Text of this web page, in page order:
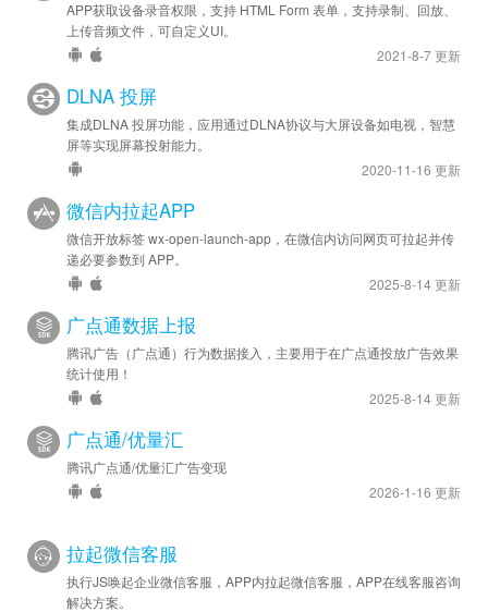
APP获取设备录音权限，支持 HTML Form 表单，支持录制、回放、
上传音频文件，可自定义UI。
2021-8-7 更新
DLNA 投屏
集成DLNA 投屏功能，应用通过DLNA协议与大屏设备如电视，智慧
屏等实现屏幕投射能力。
2020-11-16 更新
微信内拉起APP
微信开放标签 wx-open-launch-app，在微信内访问网页可拉起并传
递必要参数到 APP。
2025-8-14 更新
广点通数据上报
腾讯广告（广点通）行为数据接入，主要用于在广点通投放广告效果
统计使用！
2025-8-14 更新
广点通/优量汇
腾讯广点通/优量汇广告变现
2026-1-16 更新
拉起微信客服
执行JS唤起企业微信客服，APP内拉起微信客服，APP在线客服咨询
解决方案。